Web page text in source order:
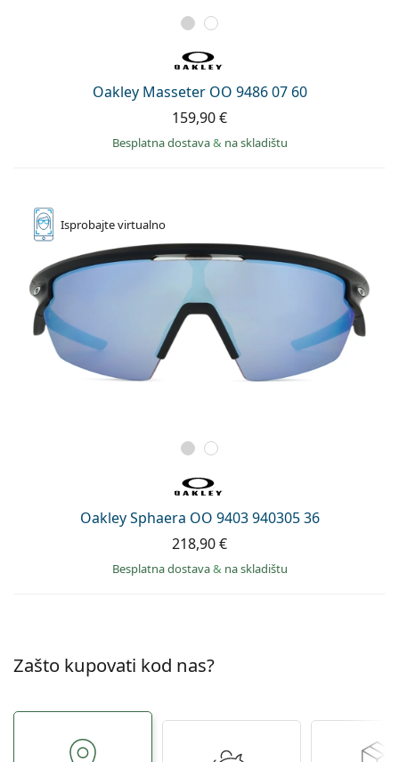
Oakley Masseter OO 9486 07 60
159,90 €
Besplatna dostava& na skladištu
Isprobajtevirtualno
Oakley Sphaera OO 9403 940305 36
218,90 €
Besplatna dostava& na skladištu
Zašto kupovati kod nas?